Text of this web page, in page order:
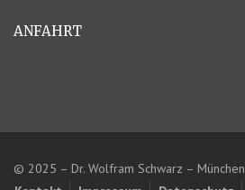
ANFAHRT
© 2025 – Dr. Wolfram Schwarz – München